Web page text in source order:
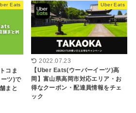
Eats
コま
ツ)で
まと
Uber Eats
2022.07.23
【Uber Eats(ウーバーイーツ)高
岡】富山県高岡市対応エリア・お
得なクーポン・配達員情報をチェ
ック